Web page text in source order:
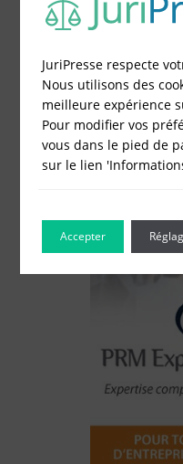
2 - Obtenez
Choisissez votre
Constitution de
Modification de
Fonds de
Cessation
JuriPresse respecte
Nous utilisons des
meilleure expérience
Pour modifier vos
vous dans le pied de
sur le lien
Accepter